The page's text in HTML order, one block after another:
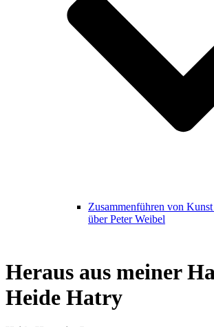
Zusammenführen von
über Peter Weibel
Heraus aus meiner
Heide Hatry